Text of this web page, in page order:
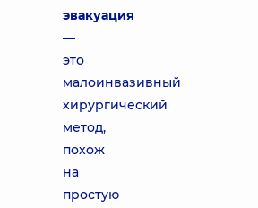
эвакуация
—
это
малоинвазивный
хирургический
метод,
похож
на
простую